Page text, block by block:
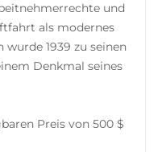
und
als modernes
1939 zu seinen
Denkmal seines
Preis von 500 $